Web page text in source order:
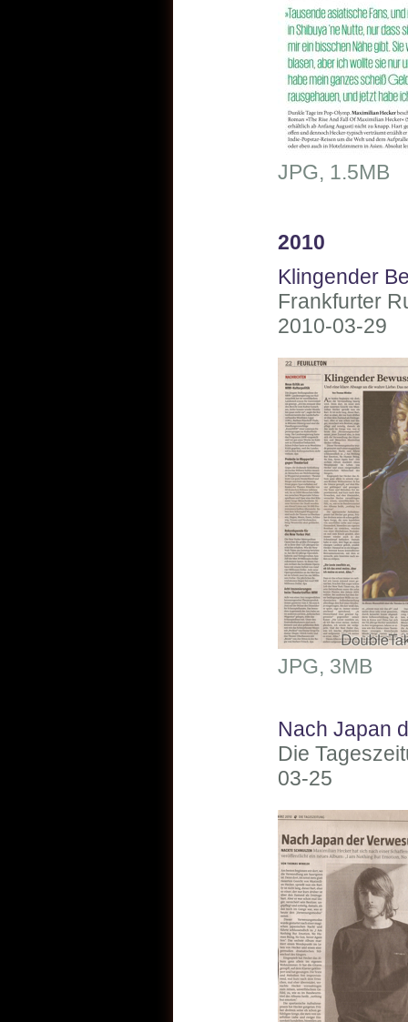
JPG, 1.5MB
2010
Klingender
Frankfurter
2010-03-29
JPG, 3MB
Nach Japan
Die
03-25